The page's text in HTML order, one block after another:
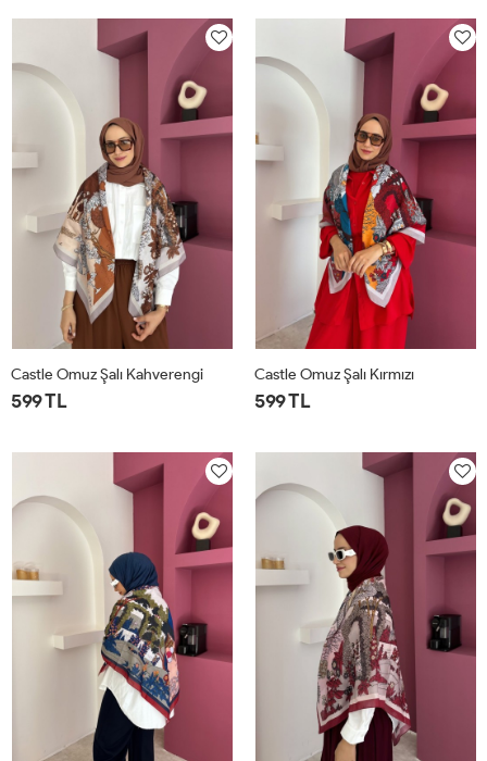
Castle Omuz Şalı Kahverengi
599 TL
Castle Omuz Şalı Kırmızı
599 TL